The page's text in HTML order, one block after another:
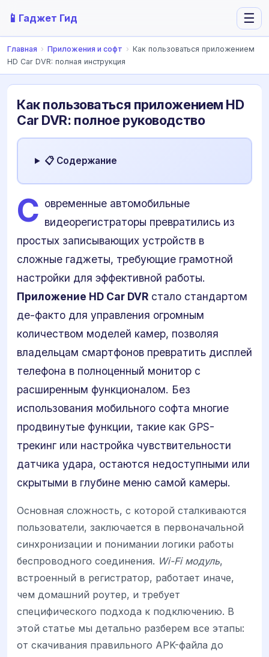
📱 Гаджет Гид ☰
Главная › Приложения и софт › Как пользоваться приложением
HD Car DVR: полная инструкция
Как пользоваться приложением HD
Car DVR: полное руководство
📋 Содержание
С овременные автомобильные
видеорегистраторы превратились из
простых записывающих устройств в
сложные гаджеты, требующие грамотной
настройки для эффективной работы.
Приложение HD Car DVR стало стандартом
де-факто для управления огромным
количеством моделей камер, позволяя
владельцам смартфонов превратить дисплей
телефона в полноценный монитор с
расширенным функционалом. Без
использования мобильного софта многие
продвинутые функции, такие как GPS-
трекинг или настройка чувствительности
датчика удара, остаются недоступными или
скрытыми в глубине меню самой камеры.
Основная сложность, с которой сталкиваются
пользователи, заключается в первоначальной
синхронизации и понимании логики работы
беспроводного соединения. Wi-Fi модуль,
встроенный в регистратор, работает иначе,
чем домашний роутер, и требует
специфического подхода к подключению. В
этой статье мы детально разберем все этапы:
от скачивания правильного APK-файла до